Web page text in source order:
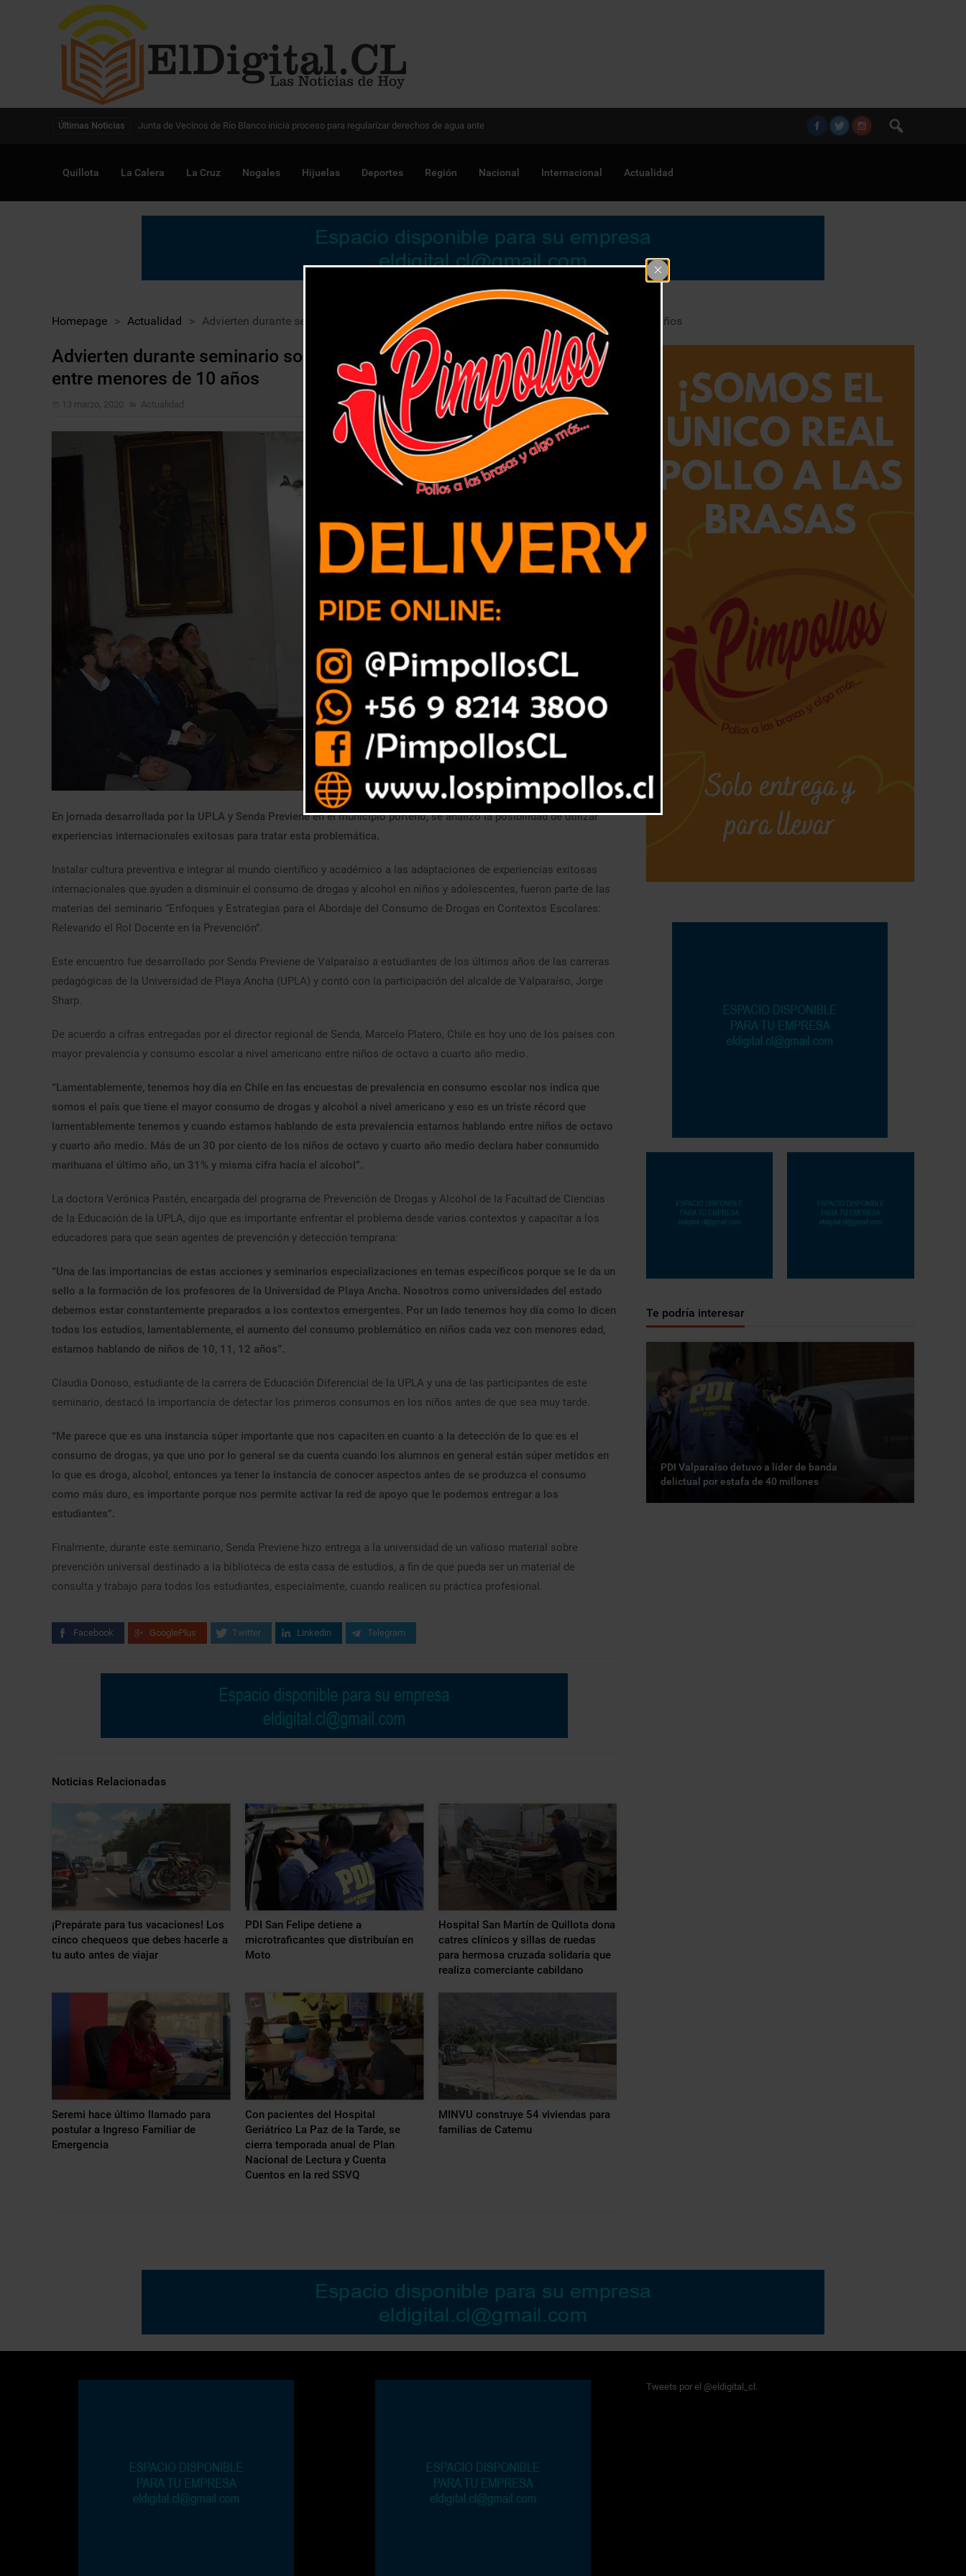
Últimas Noticias Digitalización de la gestión pública avanza en Chile para optimizar proyectos
Quillota La Calera La Cruz Nogales Hijuelas Deportes Región Nacional Internacional Actualidad
Homepage > Actualidad > Advierten durante seminario sobre consumo problemático de drogas entre menores de 10 años
Advierten durante seminario sobre consumo problemático de drogas
entre menores de 10 años
13 marzo, 2020 Actualidad
En jornada desarrollada por la UPLA y Senda Previene en el municipio porteño, se analizó la posibilidad de utilizar
experiencias internacionales exitosas para tratar esta problemática.
Instalar cultura preventiva e integrar al mundo científico y académico a las adaptaciones de experiencias exitosas
internacionales que ayuden a disminuir el consumo de drogas y alcohol en niños y adolescentes, fueron parte de las
materias del seminario “Enfoques y Estrategias para el Abordaje del Consumo de Drogas en Contextos Escolares:
Relevando el Rol Docente en la Prevención”.
Este encuentro fue desarrollado por Senda Previene de Valparaíso a estudiantes de los últimos años de las carreras
pedagógicas de la Universidad de Playa Ancha (UPLA) y contó con la participación del alcalde de Valparaíso, Jorge
Sharp.
De acuerdo a cifras entregadas por el director regional de Senda, Marcelo Platero, Chile es hoy uno de los países con
mayor prevalencia y consumo escolar a nivel americano entre niños de octavo a cuarto año medio.
“Lamentablemente, tenemos hoy día en Chile en las encuestas de prevalencia en consumo escolar nos indica que
somos el país que tiene el mayor consumo de drogas y alcohol a nivel americano y eso es un triste récord que
lamentablemente tenemos y cuando estamos hablando de esta prevalencia estamos hablando entre niños de octavo
y cuarto año medio. Más de un 30 por ciento de los niños de octavo y cuarto año medio declara haber consumido
marihuana el último año, un 31% y misma cifra hacia el alcohol”.
La doctora Verónica Pastén, encargada del programa de Prevención de Drogas y Alcohol de la Facultad de Ciencias
de la Educación de la UPLA, dijo que es importante enfrentar el problema desde varios contextos y capacitar a los
educadores para que sean agentes de prevención y detección temprana:
“Una de las importancias de estas acciones y seminarios especializaciones en temas específicos porque se le da un
sello a la formación de los profesores de la Universidad de Playa Ancha. Nosotros como universidades del estado
debemos estar constantemente preparados a los contextos emergentes. Por un lado tenemos hoy día como lo dicen
todos los estudios, lamentablemente, el aumento del consumo problemático en niños cada vez con menores edad,
estamos hablando de niños de 10, 11, 12 años”.
Claudia Donoso, estudiante de la carrera de Educación Diferencial de la UPLA y una de las participantes de este
seminario, destacó la importancia de detectar los primeros consumos en los niños antes de que sea muy tarde.
“Me parece que es una instancia súper importante que nos capaciten en cuanto a la detección de lo que es el
consumo de drogas, ya que uno por lo general se da cuenta cuando los alumnos en general están súper metidos en
lo que es droga, alcohol, entonces ya tener la instancia de conocer aspectos antes de se produzca el consumo
como más duro, es importante porque nos permite activar la red de apoyo que le podemos entregar a los
estudiantes”.
Finalmente, durante este seminario, Senda Previene hizo entrega a la universidad de un valioso material sobre
prevención universal destinado a la biblioteca de esta casa de estudios, a fin de que pueda ser un material de
consulta y trabajo para todos los estudiantes, especialmente, cuando realicen su práctica profesional.
Facebook GooglePlus Twitter Linkedin Telegram
Noticias Relacionadas
¡Prepárate para tus vacaciones! Los
cinco chequeos que debes hacerle a
tu auto antes de viajar
PDI San Felipe detiene a
microtraficantes que distribuían en
Moto
Hospital San Martín de Quillota dona
catres clínicos y sillas de ruedas
para hermosa cruzada solidaria que
realiza comerciante cabildano
Seremi hace último llamado para
postular a Ingreso Familiar de
Emergencia
Con pacientes del Hospital
Geriátrico La Paz de la Tarde, se
cierra temporada anual de Plan
Nacional de Lectura y Cuenta
Cuentos en la red SSVQ
MINVU construye 54 viviendas para
familias de Catemu
Te podría interesar
PDI Valparaíso detuvo a líder de banda
delictual por estafa de 40 millones
Tweets por el @eldigital_cl.